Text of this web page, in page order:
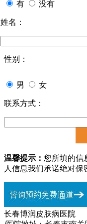
有 没有
姓名：
性别：
男 女
联系方式：
温馨提示： 您所填的信
人信息我们承诺绝对保
长春博润皮肤病医院